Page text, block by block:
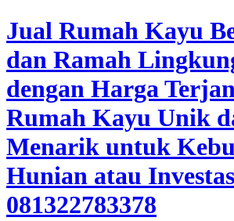
Jual Rumah Kayu
dan Ramah
dengan Harga
Rumah Kayu Unik
Menarik untuk
Hunian atau
081322783378